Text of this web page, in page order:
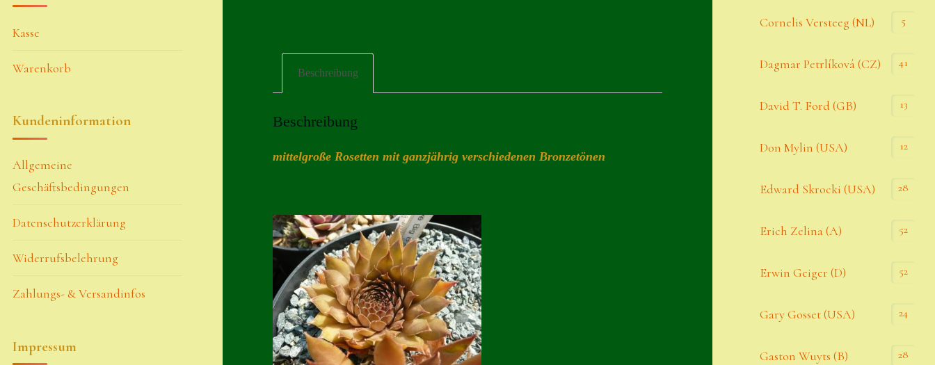
Erster Umgang mit Semps
Beschreibung
Beschreibung
mittelgroße Rosetten mit ganzjährig verschiedenen Bronzetönen
Kasse
Warenkorb
Kundeninformation
Allgemeine
Geschäftsbedingungen
Datenschutzerklärung
Widerrufsbelehrung
Zahlungs- & Versandinfos
Impressum
Cornelis Versteeg (NL) 5
Dagmar Petrlíková (CZ) 41
David T. Ford (GB) 13
Don Mylin (USA) 12
Edward Skrocki (USA) 28
Erich Zelina (A) 52
Erwin Geiger (D) 52
Gary Gosset (USA) 24
Gaston Wuyts (B) 28